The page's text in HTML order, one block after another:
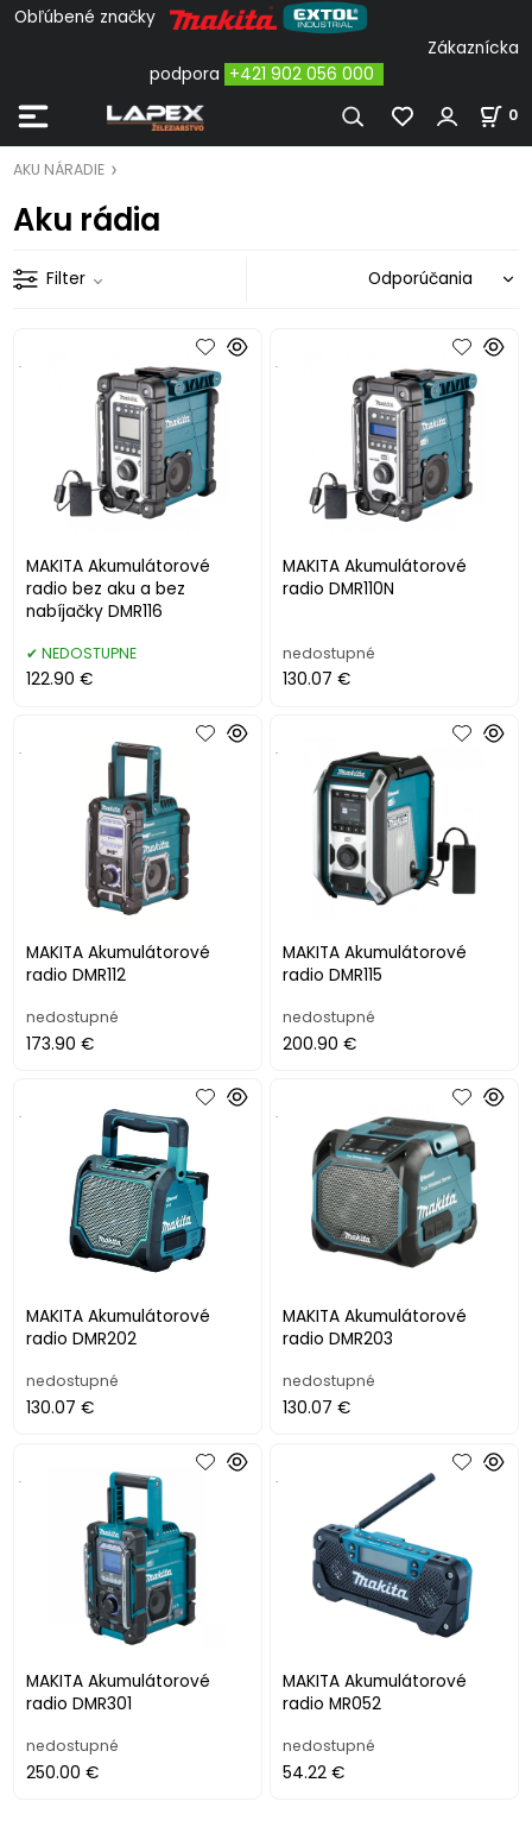
Obľúbené značky
Zákaznícka
podpora +421 902 056 000
0
AKU NÁRADIE
Aku rádia
Filter
MAKITA Akumulátorové
radio bez aku a bez
nabíjačky DMR116
.
NEDOSTUPNE
122.90 €
MAKITA Akumulátorové
radio DMR110N
.
nedostupné
130.07 €
MAKITA Akumulátorové
radio DMR112
.
nedostupné
173.90 €
MAKITA Akumulátorové
radio DMR115
.
nedostupné
200.90 €
MAKITA Akumulátorové
radio DMR202
.
nedostupné
130.07 €
MAKITA Akumulátorové
radio DMR203
.
nedostupné
130.07 €
MAKITA Akumulátorové
radio DMR301
.
nedostupné
250.00 €
MAKITA Akumulátorové
radio MR052
.
nedostupné
54.22 €